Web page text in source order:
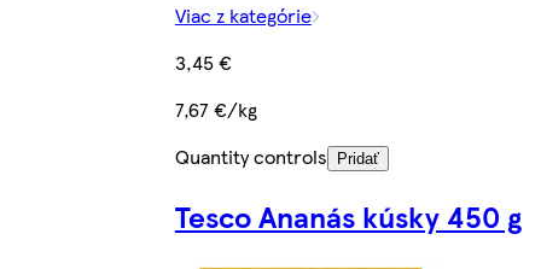
Viac z kategórie
3,45 €
7,67 €/kg
Quantity controls
Pridať
Tesco Ananás kúsky 450 g